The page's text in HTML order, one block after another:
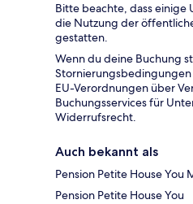
Bitte beachte, dass einige
die Nutzung der
gestatten.
Wenn du deine Buchung
EU-Verordnungen über
Buchungsservices für
Widerrufsrecht.
Auch bekannt als
Pension Petite House You
Pension Petite House You